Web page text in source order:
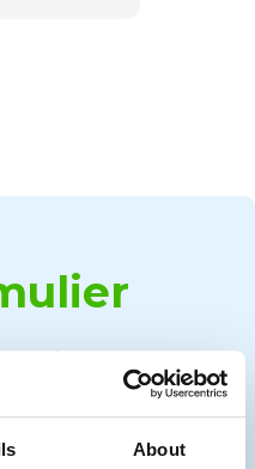
About
gebruiken
van onze medewerkers